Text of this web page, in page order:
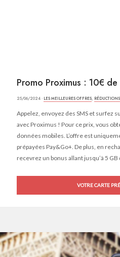
Promo Proximus : 10€
25/06/2024 · LES MEILLEURES OFFRES, RÉDUCTIONS
Appelez, envoyez des SMS et surfez
avec Proximus ! Pour ce prix, vous
données mobiles. L’offre est
prépayées Pay&Go+. De plus, en
recevrez un bonus allant jusqu’à 5 GB
VOTRE CARTE